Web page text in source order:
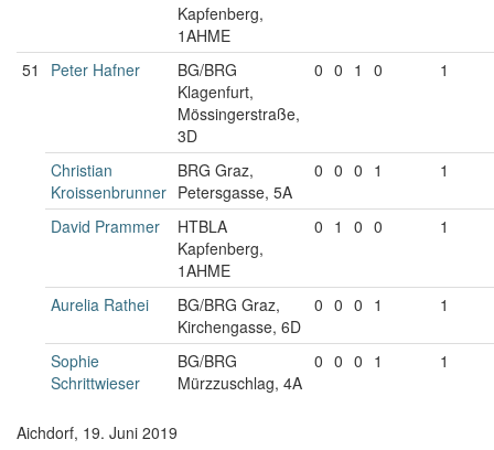
Kapfenberg,
1AHME
51 Peter Hafner
BG/BRG
Klagenfurt,
Mössingerstraße,
3D
0 0 1 0 1
Christian
Kroissenbrunner
BRG Graz,
Petersgasse, 5A
0 0 0 1 1
David Prammer
HTBLA
Kapfenberg,
1AHME
0 1 0 0 1
Aurelia Rathei
BG/BRG Graz,
Kirchengasse, 6D
0 0 0 1 1
Sophie
Schrittwieser
BG/BRG
Mürzzuschlag, 4A
0 0 0 1 1
Aichdorf, 19. Juni 2019